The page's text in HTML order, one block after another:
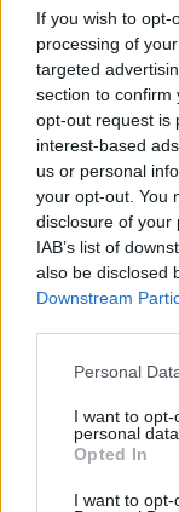
If you wish to
processing of
targeted
section to confirm
opt-out request is
interest-based
us or personal
your opt-out. You
disclosure of your
IAB’s list of
also be disclosed
Downstream
Please note that
not limited to
grant or deny
use your data for
consent section.
Personal
I want to
personal data.
Opted In
I want to
vággyal.Ami
adhat
közül sokan
küzdenek.
adják fel. De
ez nem
amikor már
érdemli meg,
A nők
és sokan még
bántalmazók
társadalmi
esetben
terrorban
gyermeküket.
A Jaffa Kiadó
olvasóknak,